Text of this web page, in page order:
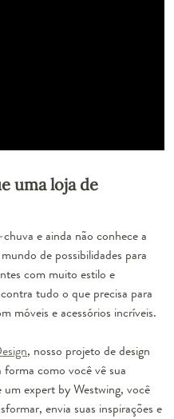
uma loja de
e ainda não conhece a
de possibilidades para
com muito estilo e
tudo o que precisa para
móveis e acessórios incríveis.
, nosso projeto de design
como você vê sua
expert by Westwing, você
envia suas inspirações e